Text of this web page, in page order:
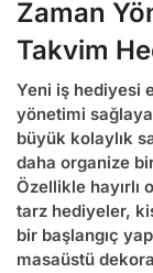
Zaman
Takvim
Yeni iş hediyesi
yönetimi
büyük kolaylık
daha organize
Özellikle hayırlı
tarz hediyeler,
bir başlangıç
masaüstü